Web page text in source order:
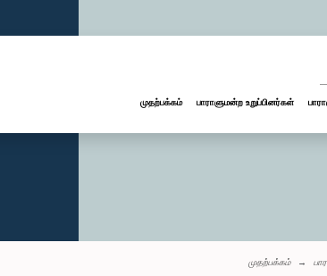
முதற்பக்கம் பாராளுமன்ற உறுப்பினர்கள்
முதற்பக்கம்